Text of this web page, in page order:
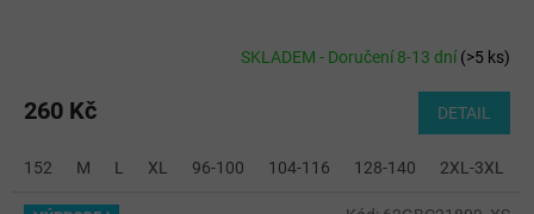
SKLADEM - Doručení 8-13 dní(>5 ks)
260 Kč DETAIL
152 M L XL 96-100 104-116 128-140 2XL-3XL